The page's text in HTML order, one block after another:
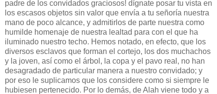
padre de los convidados graciosos! dígnate posar tu vista en
los escasos objetos sin valor que envía a tu señoría nuestra
mano de poco alcance, y admitirlos de parte nuestra como
humilde homenaje de nuestra lealtad para con el que ha
iluminado nuestro techo. Hemos notado, en efecto, que los
diversos esclavos que forman el cortejo, los dos muchachos
y la joven, así como el árbol, la copa y el pavo real, no han
desagradado de particular manera a nuestro convidado; y
por eso le suplicamos que los considere como si siempre le
hubiesen pertenecido. Por lo demás, de Alah viene todo y a